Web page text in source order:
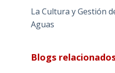
La Cultura y Gestión
Aguas
Blogs